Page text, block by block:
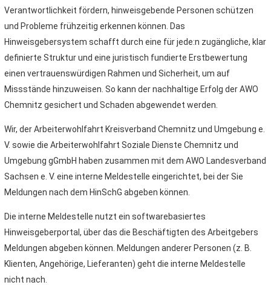
Verantwortlichkeit fördern, hinweisgebende Personen schützen
und Probleme frühzeitig erkennen können. Das
Hinweisgebersystem schafft durch eine für jede:n zugängliche, klar
definierte Struktur und eine juristisch fundierte Erstbewertung
einen vertrauenswürdigen Rahmen und Sicherheit, um auf
Missstände hinzuweisen. So kann der nachhaltige Erfolg der AWO
Chemnitz gesichert und Schaden abgewendet werden.
Wir, der Arbeiterwohlfahrt Kreisverband Chemnitz und Umgebung e.
V. sowie die Arbeiterwohlfahrt Soziale Dienste Chemnitz und
Umgebung gGmbH haben zusammen mit dem AWO Landesverband
Sachsen e. V. eine interne Meldestelle eingerichtet, bei der Sie
Meldungen nach dem HinSchG abgeben können.
Die interne Meldestelle nutzt ein softwarebasiertes
Hinweisgeberportal, über das die Beschäftigten des Arbeitgebers
Meldungen abgeben können. Meldungen anderer Personen (z. B.
Klienten, Angehörige, Lieferanten) geht die interne Meldestelle
nicht nach.